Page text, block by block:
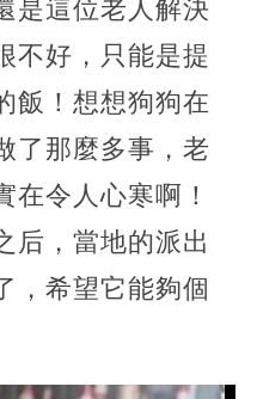
是這位老人解決
不好，只能是提
飯！想想狗狗在
了那麼多事，老
在令人心寒啊！
后，當地的派出
，希望它能夠個